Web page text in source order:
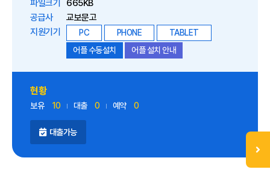
파일크기
665KB
공급사
교보문고
지원기기
PC PHONE
TABLET
어플 수동설치
어플 설치 안내
현황
보유 10 대출 0 예약 0
대출가능